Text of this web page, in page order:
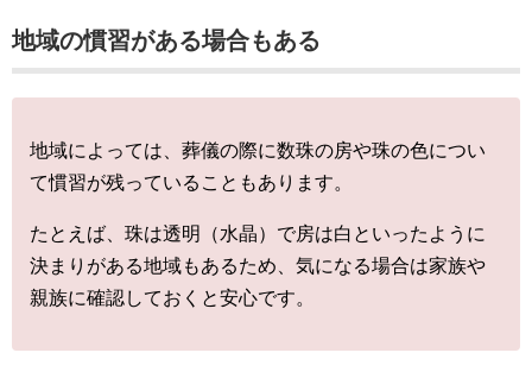
地域の慣習がある場合もある
地域によっては、葬儀の際に数珠の房や珠の色につい
て慣習が残っていることもあります。
たとえば、珠は透明（水晶）で房は白といったように
決まりがある地域もあるため、気になる場合は家族や
親族に確認しておくと安心です。